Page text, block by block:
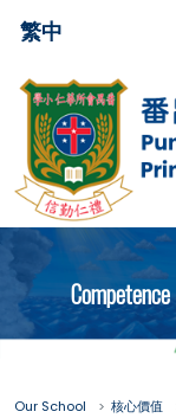
繁中
Competence
Our School 核心價值